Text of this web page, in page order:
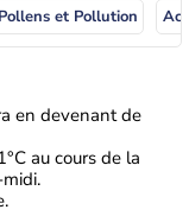
Pollens et Pollution
en devenant de
au cours de la